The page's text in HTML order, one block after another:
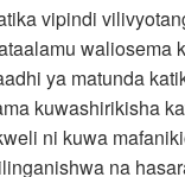
vipindi
waliosema
ya matunda
kuwashirikisha
ni kuwa
na